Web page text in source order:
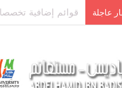
عاجلة تخصصات ليسانس شعبة